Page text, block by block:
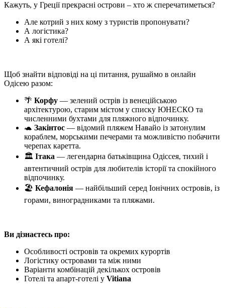
Кажуть, у Греції прекрасні острови – хто ж сперечатиметься?
Але котрий з них кому з туристів пропонувати?
А логістика?
А які готелі?
Щоб знайти відповіді на ці питання, рушаймо в онлайн
Одісею разом:
🌴 Корфу — зелений острів із венеційською
архітектурою, старим містом у списку ЮНЕСКО та
численними бухтами для пляжного відпочинку.
🐢 Закінтос — відомий пляжем Навайо із затонулим
кораблем, морськими печерами та можливістю побачити
черепах каретта.
🏛️ Ітака — легендарна батьківщина Одіссея, тихий і
автентичний острів для любителів історії та спокійного
відпочинку.
🏖️ Кефалонія — найбільший серед Іонічних островів, із
горами, виноградниками та пляжами.
Ви дізнаєтесь про:
Особливості островів та окремих курортів
Логістику островами та між ними
Варіанти комбінацій декількох островів
Готелі та апарт-готелі у Vitiana